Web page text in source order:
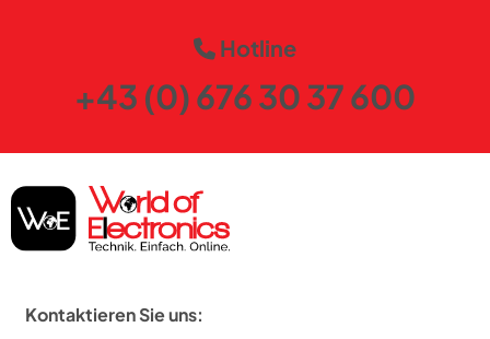
Hotline
+43 (0) 676 30 37 600
Kontaktieren Sie uns: